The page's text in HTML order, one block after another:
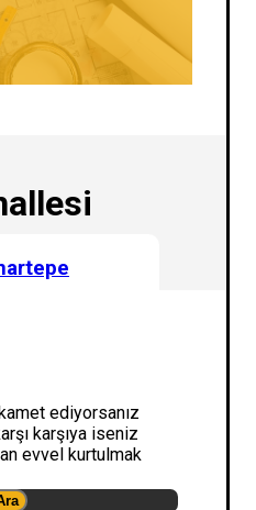
ediyorsanız
karşıya iseniz
evvel kurtulmak